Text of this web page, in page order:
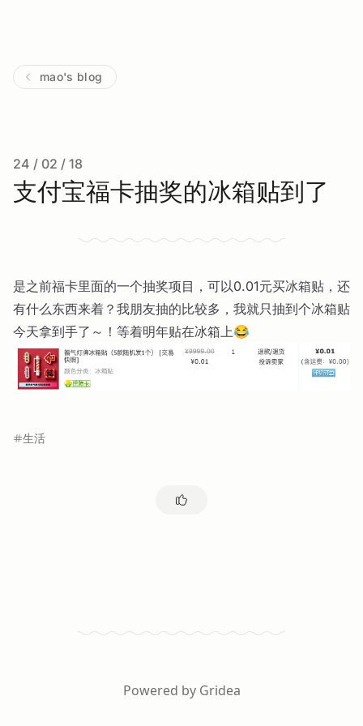
mao's blog
24 / 02 / 18
支付宝福卡抽奖的冰箱贴到了
是之前福卡里面的一个抽奖项目，可以0.01元买冰箱贴，还
有什么东西来着？我朋友抽的比较多，我就只抽到个冰箱贴
今天拿到手了～！等着明年贴在冰箱上😂
生活
Powered by Gridea